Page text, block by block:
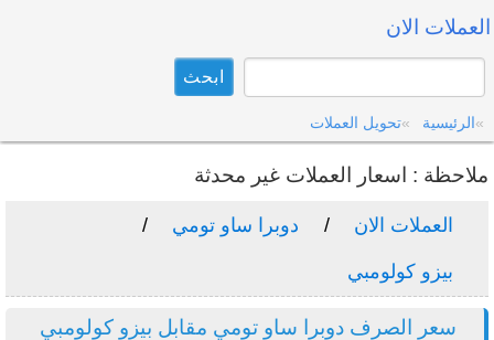
العملات الان
الرئيسية تحويل العملات
ملاحظة : اسعار العملات غير محدثة
العملات الان دوبرا ساو تومي
بيزو كولومبي
سعر الصرف دوبرا ساو تومي مقابل بيزو كولومبي